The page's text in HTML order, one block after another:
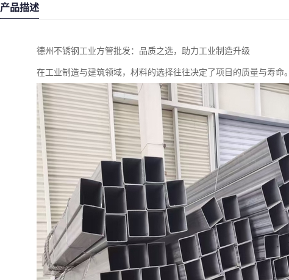
产品描述
德州不锈钢工业方管批发：品质之选，助力工业制造升级
在工业制造与建筑领域，材料的选择往往决定了项目的质量与寿命。